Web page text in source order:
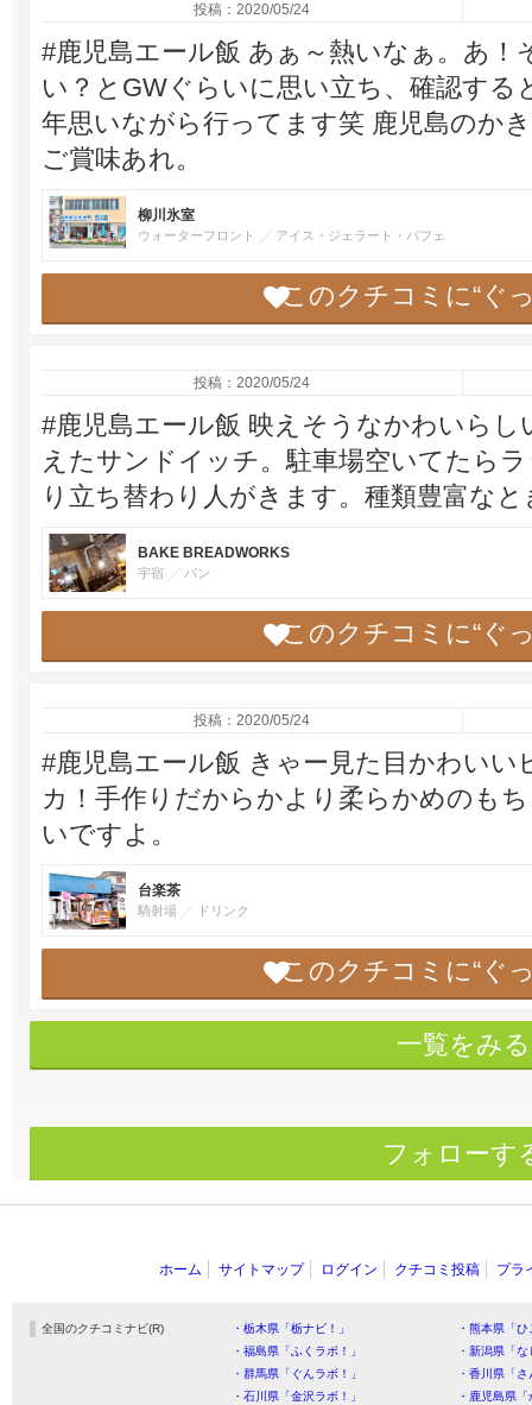
投稿：2020/05/24
#鹿児島エール飯 あぁ～熱いなぁ。あ
い？とGWぐらいに思い立ち、確認す
年思いながら行ってます笑 鹿児島のか
ご賞味あれ。
柳川氷室
ウォーターフロント アイス・ジェラート・パフェ
このクチコミに“ぐ
投稿：2020/05/24
#鹿児島エール飯 映えそうなかわいら
えたサンドイッチ。駐車場空いてたら
り立ち替わり人がきます。種類豊富な
BAKE BREADWORKS
宇宿 パン
このクチコミに“ぐ
投稿：2020/05/24
#鹿児島エール飯 きゃー見た目かわい
カ！手作りだからかより柔らかめのも
いですよ。
台楽茶
騎射場 ドリンク
このクチコミに“ぐ
一覧をみる
フォローす
ホーム サイトマップ ログイン クチコミ投稿 プラ
全国のクチコミナビ(R) ・栃木県「栃ナビ！」
・熊本県「
・福島県「ふくラボ！」
・新潟県「
・群馬県「ぐんラボ！」
・香川県「
・石川県「金沢ラボ！」
・鹿児島県